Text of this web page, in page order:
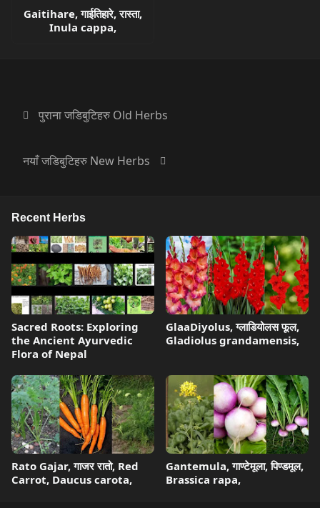
Gaitihare, गाईतिहारे, रास्ता,
Inula cappa,
पुराना जडिबुटिहरु Old Herbs
नयाँ जडिबुटिहरु New Herbs
Recent Herbs
Sacred Roots: Exploring
the Ancient Ayurvedic
Flora of Nepal
GlaaDiyolus, ग्लाडियोलस फूल,
Gladiolus grandamensis,
Rato Gajar, गाजर रातो, Red
Carrot, Daucus carota,
Gantemula, गाण्टेमूला, पिण्डमूल,
Brassica rapa,